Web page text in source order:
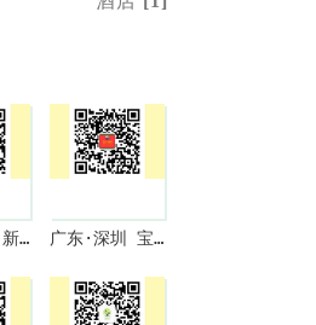
陕西·宝鸡 新型果园机械 广东·深圳 宝拉啦